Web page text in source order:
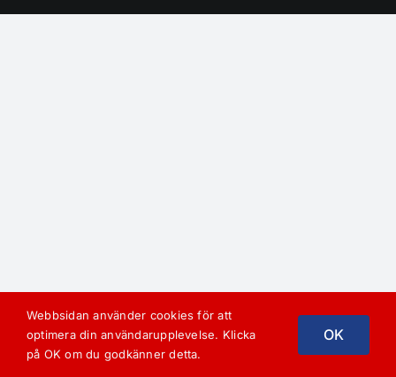
Webbsidan använder cookies för att
optimera din användarupplevelse. Klicka
på OK om du godkänner detta.
OK